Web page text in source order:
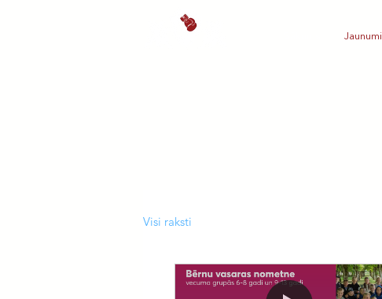
Jaunumi
Visi raksti